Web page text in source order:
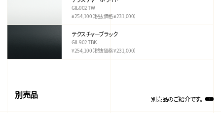
GIL-902 TW
¥254,100（税抜価格 ¥231,000）
テクスチャーブラック
GIL-902 TBK
¥254,100（税抜価格 ¥231,000）
別売品 別売品のご紹介です。